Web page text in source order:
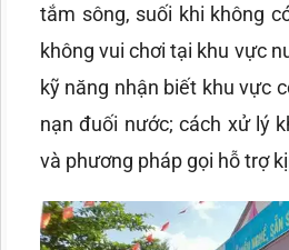
tắm sông, suối khi không
không vui chơi tại khu vực
kỹ năng nhận biết khu vực
nạn đuối nước; cách xử lý
và phương pháp gọi hỗ trợ